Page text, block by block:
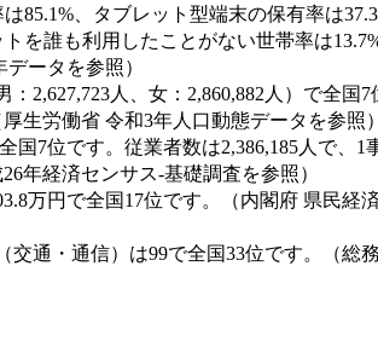
85.1%、タブレット型端末の保有率は
を誰も利用したことがない世帯率は
ータを参照）
：2,627,723人、女：2,860,882人）で全国
生労働省 令和3年人口動態データを参照）
国7位です。従業者数は2,386,185人で、1
年経済センサス‐基礎調査を参照）
万円で全国17位です。（内閣府 県民経
交通・通信）は99で全国33位です。（総